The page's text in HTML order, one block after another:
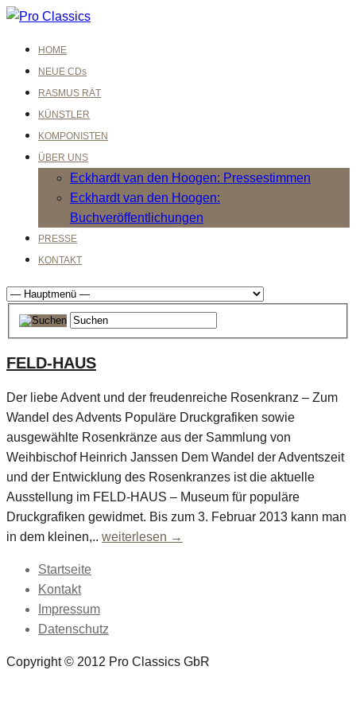
HOME
NEUE CDs
RASMUS RÄT
KÜNSTLER
KOMPONISTEN
ÜBER UNS
Eckhardt van den Hoogen: Pressestimmen
Eckhardt van den Hoogen:
Buchveröffentlichungen
PRESSE
KONTAKT
FELD-HAUS
Der liebe Advent und der freudenreiche Rosenkranz – Zum
Wandel des Advents Populäre Druckgrafiken sowie
ausgewählte Rosenkränze aus der Sammlung von
Weihbischof Heinrich Janssen Dem Wandel der Adventszeit
und der Entwicklung des Rosenkranzes ist die aktuelle
Ausstellung im FELD-HAUS – Museum für populäre
Druckgrafiken gewidmet. Bis zum 3. Februar 2013 kann man
in dem kleinen,.. weiterlesen →
Startseite
Kontakt
Impressum
Datenschutz
Copyright © 2012 Pro Classics GbR